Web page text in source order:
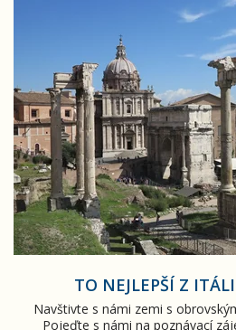
TO NEJLEPŠÍ Z
Navštivte s námi zemi s
Pojeďte s námi na poznávací